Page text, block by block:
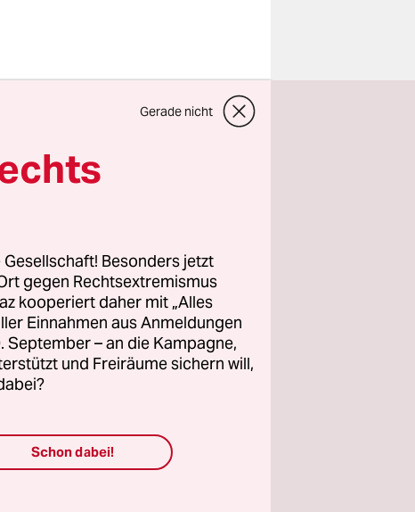
Schiffe
das
bis zu 11,90
Gerade nicht
Besonders jetzt
gegen Rechtsextremismus
kooperiert daher mit „Alles
Einnahmen aus Anmeldungen
September – an die Kampagne,
und Freiräume sichern will,
Schon dabei!